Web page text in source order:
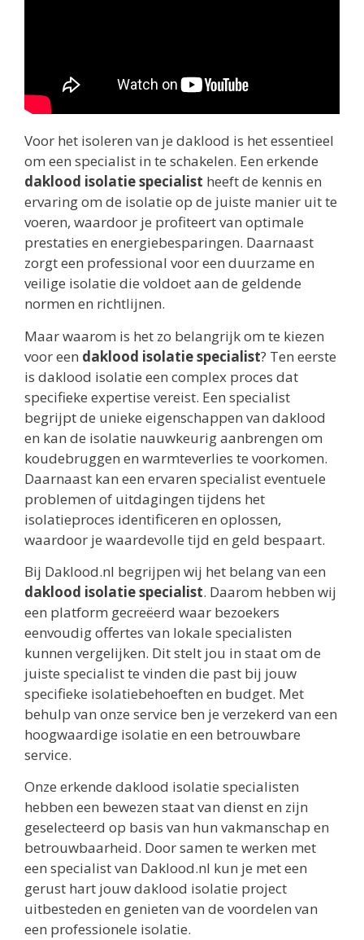
Voor het isoleren van je daklood is het essentieel
om een specialist in te schakelen. Een erkende
daklood isolatie specialist heeft de kennis en
ervaring om de isolatie op de juiste manier uit te
voeren, waardoor je profiteert van optimale
prestaties en energiebesparingen. Daarnaast
zorgt een professional voor een duurzame en
veilige isolatie die voldoet aan de geldende
normen en richtlijnen.
Maar waarom is het zo belangrijk om te kiezen
voor een daklood isolatie specialist? Ten eerste
is daklood isolatie een complex proces dat
specifieke expertise vereist. Een specialist
begrijpt de unieke eigenschappen van daklood
en kan de isolatie nauwkeurig aanbrengen om
koudebruggen en warmteverlies te voorkomen.
Daarnaast kan een ervaren specialist eventuele
problemen of uitdagingen tijdens het
isolatieproces identificeren en oplossen,
waardoor je waardevolle tijd en geld bespaart.
Bij Daklood.nl begrijpen wij het belang van een
daklood isolatie specialist. Daarom hebben wij
een platform gecreëerd waar bezoekers
eenvoudig offertes van lokale specialisten
kunnen vergelijken. Dit stelt jou in staat om de
juiste specialist te vinden die past bij jouw
specifieke isolatiebehoeften en budget. Met
behulp van onze service ben je verzekerd van een
hoogwaardige isolatie en een betrouwbare
service.
Onze erkende daklood isolatie specialisten
hebben een bewezen staat van dienst en zijn
geselecteerd op basis van hun vakmanschap en
betrouwbaarheid. Door samen te werken met
een specialist van Daklood.nl kun je met een
gerust hart jouw daklood isolatie project
uitbesteden en genieten van de voordelen van
een professionele isolatie.